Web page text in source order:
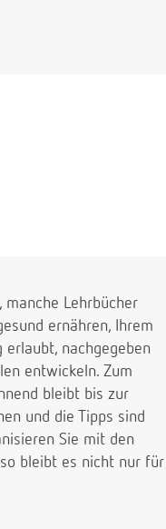
ist das normal oder
manche Lehrbücher
ernähren, Ihrem
erlaubt, nachgegeben
entwickeln. Zum
bleibt bis zur
und die Tipps sind
Sie mit den
so bleibt es nicht nur für